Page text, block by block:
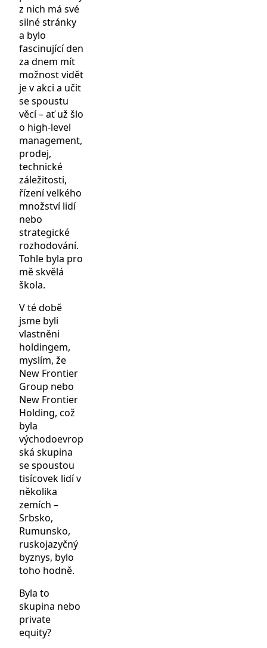
z nich má své
silné stránky
a bylo
fascinující den
za dnem mít
možnost vidět
je v akci a učit
se spoustu
věcí – ať už šlo
o high-level
management,
prodej,
technické
záležitosti,
řízení velkého
množství lidí
nebo
strategické
rozhodování.
Tohle byla pro
mě skvělá
škola.
V té době
jsme byli
vlastněni
holdingem,
myslím, že
New Frontier
Group nebo
New Frontier
Holding, což
byla
východoevrop
ská skupina
se spoustou
tisícovek lidí v
několika
zemích –
Srbsko,
Rumunsko,
ruskojazyčný
byznys, bylo
toho hodně.
Byla to
skupina nebo
private
equity?